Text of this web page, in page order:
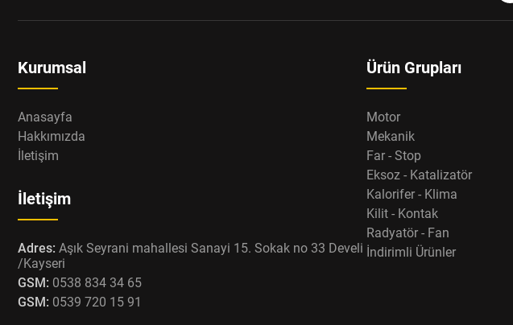
Kurumsal
Anasayfa
Hakkımızda
İletişim
İletişim
Adres: Aşık Seyrani mahallesi Sanayi 15. Sokak no 33 Develi
/Kayseri
GSM: 0538 834 34 65
GSM: 0539 720 15 91
Ürün Grupları
Motor
Mekanik
Far - Stop
Eksoz - Katalizatör
Kalorifer - Klima
Kilit - Kontak
Radyatör - Fan
İndirimli Ürünler